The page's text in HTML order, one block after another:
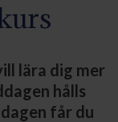
lära dig mer
hålls
får du